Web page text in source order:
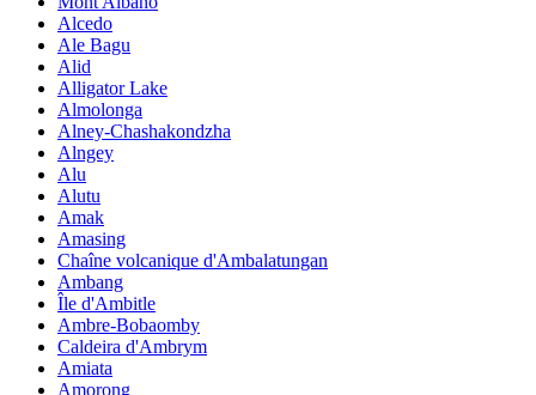
Alcedo
Ale Bagu
Alid
Alligator Lake
Almolonga
Alney-Chashakondzha
Alngey
Alu
Alutu
Amak
Amasing
Chaîne volcanique d'Ambalatungan
Ambang
Île d'Ambitle
Ambre-Bobaomby
Caldeira d'Ambrym
Amiata
Amorong